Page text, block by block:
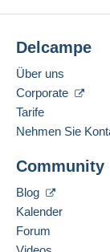
Delcampe
Über uns
Corporate
Tarife
Nehmen Sie
Community
Blog
Kalender
Forum